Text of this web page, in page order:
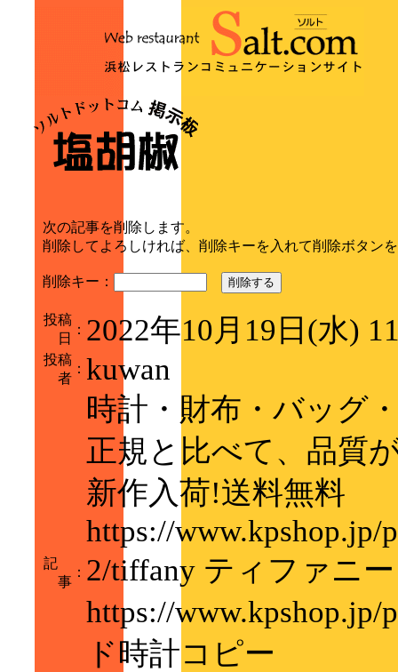
次の記事を削除します。
削除してよろしければ、削除キーを入れて削除ボタン
削除キー： 削除する
投稿
日
： 2022年10月19日(水)
投稿
者
： kuwan
記
事
：
時計・財布・バッグ
正規と比べて、品質
新作入荷!送料無料
https://www.kpshop.jp/
2/tiffany ティファニ
https://www.kpshop.jp/
ド時計コピー